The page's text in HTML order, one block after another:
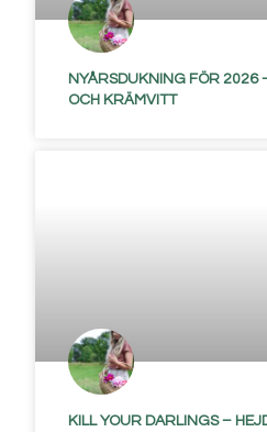
NYÅRSDUKNING FÖR 2026
OCH KRÄMVITT
KILL YOUR DARLINGS –